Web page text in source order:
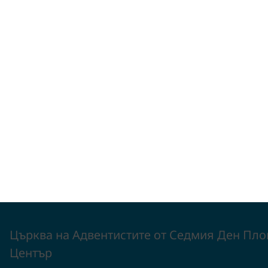
Църква на Адвентистите от Седмия Ден
Център